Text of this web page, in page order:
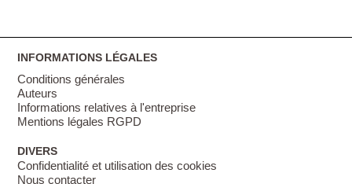
INFORMATIONS LÉGALES
Conditions générales
Auteurs
Informations relatives à l'entreprise
Mentions légales RGPD
DIVERS
Confidentialité et utilisation des cookies
Nous contacter